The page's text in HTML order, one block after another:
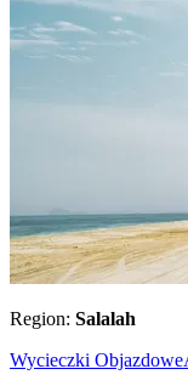
Region: Salalah
Wycieczki Objazdowe